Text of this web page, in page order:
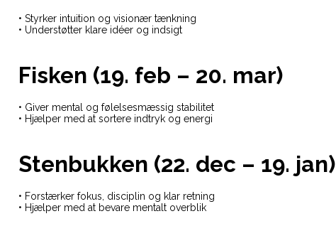
• Styrker intuition og visionær tænkning
• Understøtter klare idéer og indsigt
Fisken (19. feb – 20. mar)
• Giver mental og følelsesmæssig stabilitet
• Hjælper med at sortere indtryk og energi
Stenbukken (22. dec – 19. jan)
• Forstærker fokus, disciplin og klar retning
• Hjælper med at bevare mentalt overblik